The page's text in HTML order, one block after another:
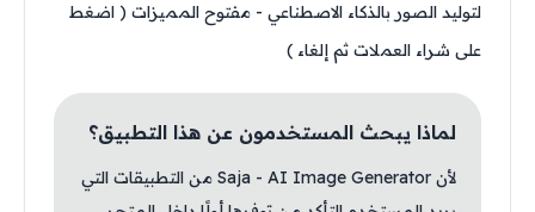
لتوليد الصور بالذكاء الاصطناعي - مفتوح المميزات ( اضغط
على شراء العملات ثم إلغاء )
لماذا يبحث المستخدمون عن هذا التطبيق؟
لأن Saja - AI Image Generator من التطبيقات التي